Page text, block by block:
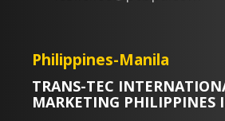
Philippines-Manila
TRANS-TEC
MARKETING PHILIPPINES